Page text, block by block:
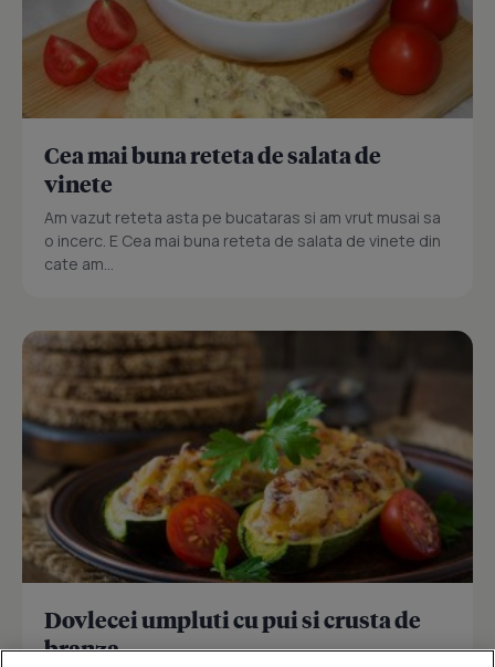
Cea mai buna reteta de salata de
vinete
Am vazut reteta asta pe bucataras si am vrut musai sa
o incerc. E Cea mai buna reteta de salata de vinete din
cate am...
Dovlecei umpluti cu pui si crusta de
branza